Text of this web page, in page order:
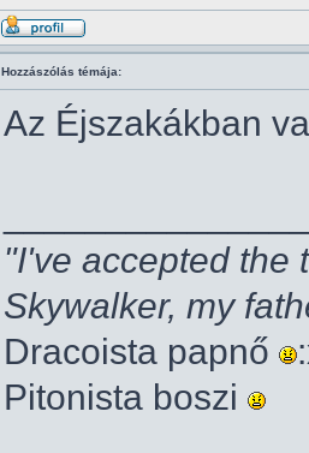
Hozzászólás témája:
Az Éjszakákban
"I've accepted the
Skywalker, my
Dracoista papnő
Pitonista boszi